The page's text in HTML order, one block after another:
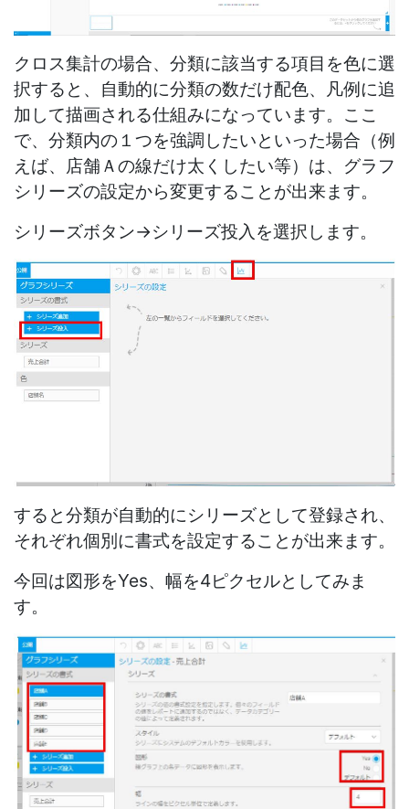
クロス集計の場合、分類に該当する項目を色に選
択すると、自動的に分類の数だけ配色、凡例に追
加して描画される仕組みになっています。ここ
で、分類内の１つを強調したいといった場合（例
えば、店舗Ａの線だけ太くしたい等）は、グラフ
シリーズの設定から変更することが出来ます。
シリーズボタン→シリーズ投入を選択します。
すると分類が自動的にシリーズとして登録され、
それぞれ個別に書式を設定することが出来ます。
今回は図形をYes、幅を4ピクセルとしてみま
す。